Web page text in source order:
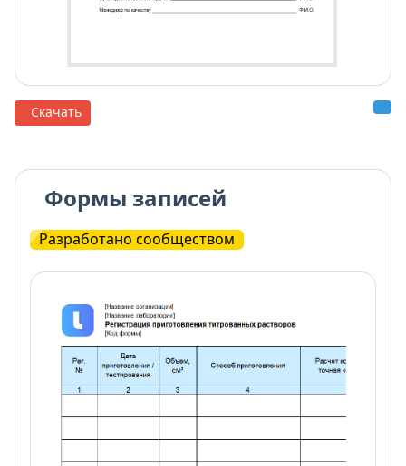
Скачать
Формы записей
Разработано сообществом